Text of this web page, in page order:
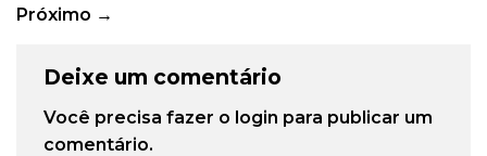
Próximo →
Deixe um comentário
Você precisa fazer o login para publicar um
comentário.